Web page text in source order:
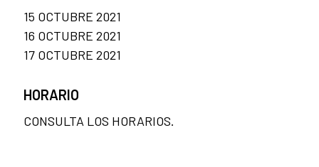
15 OCTUBRE 2021
16 OCTUBRE 2021
17 OCTUBRE 2021
HORARIO
CONSULTA LOS HORARIOS.